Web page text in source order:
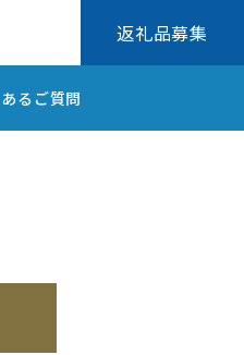
返礼品募集
るご質問